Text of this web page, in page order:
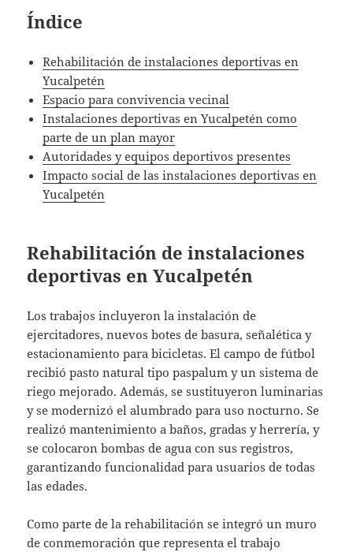
Índice
Rehabilitación de instalaciones deportivas en
Yucalpetén
Espacio para convivencia vecinal
Instalaciones deportivas en Yucalpetén como
parte de un plan mayor
Autoridades y equipos deportivos presentes
Impacto social de las instalaciones deportivas en
Yucalpetén
Rehabilitación de instalaciones
deportivas en Yucalpetén
Los trabajos incluyeron la instalación de
ejercitadores, nuevos botes de basura, señalética y
estacionamiento para bicicletas. El campo de fútbol
recibió pasto natural tipo paspalum y un sistema de
riego mejorado. Además, se sustituyeron luminarias
y se modernizó el alumbrado para uso nocturno. Se
realizó mantenimiento a baños, gradas y herrería, y
se colocaron bombas de agua con sus registros,
garantizando funcionalidad para usuarios de todas
las edades.
Como parte de la rehabilitación se integró un muro
de conmemoración que representa el trabajo